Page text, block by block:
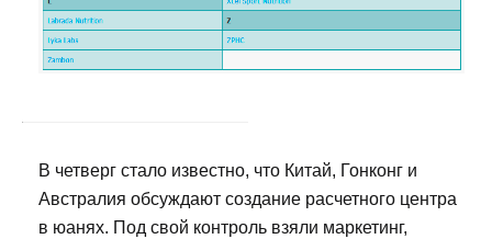
В четверг стало известно, что Китай, Гонконг и
Австралия обсуждают создание расчетного центра
в юанях. Под свой контроль взяли маркетинг,